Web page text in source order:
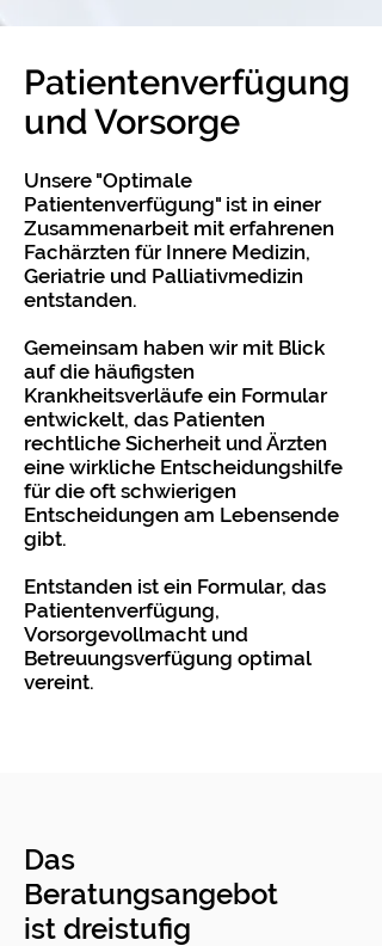
Patientenverfügung
und Vorsorge
Unsere "Optimale
Patientenverfügung" ist in einer
Zusammenarbeit mit erfahrenen
Fachärzten für Innere Medizin,
Geriatrie und Palliativmedizin
entstanden.
Gemeinsam haben wir mit Blick
auf die häufigsten
Krankheitsverläufe ein Formular
entwickelt, das Patienten
rechtliche Sicherheit und Ärzten
eine wirkliche Entscheidungshilfe
für die oft schwierigen
Entscheidungen am Lebensende
gibt.
Entstanden ist ein Formular, das
Patientenverfügung,
Vorsorgevollmacht und
Betreuungsverfügung optimal
vereint.
Das
Beratungsangebot
ist dreistufig